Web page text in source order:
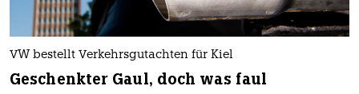
VW bestellt Verkehrsgutachten für Kiel
Geschenkter Gaul, doch was faul